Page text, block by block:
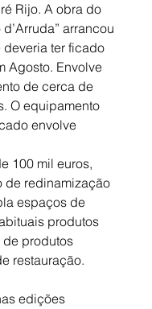
Rijo. A obra do
arrancou
deveria ter ficado
Agosto. Envolve
de cerca de
O equipamento
envolve
100 mil euros,
de redinamização
espaços de
produtos
produtos
restauração.
edições